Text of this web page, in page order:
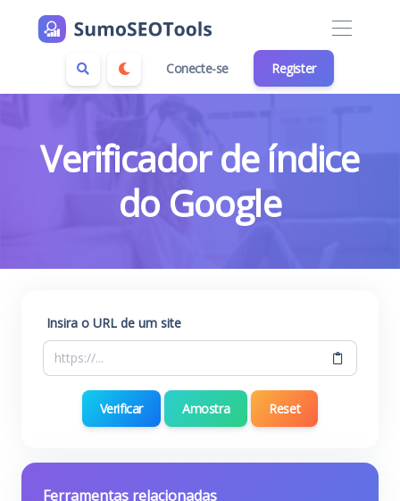
Conecte-se Register
Verificador de índice
do Google
Insira o URL de um site
Verificar Amostra Reset
Ferramentas relacionadas